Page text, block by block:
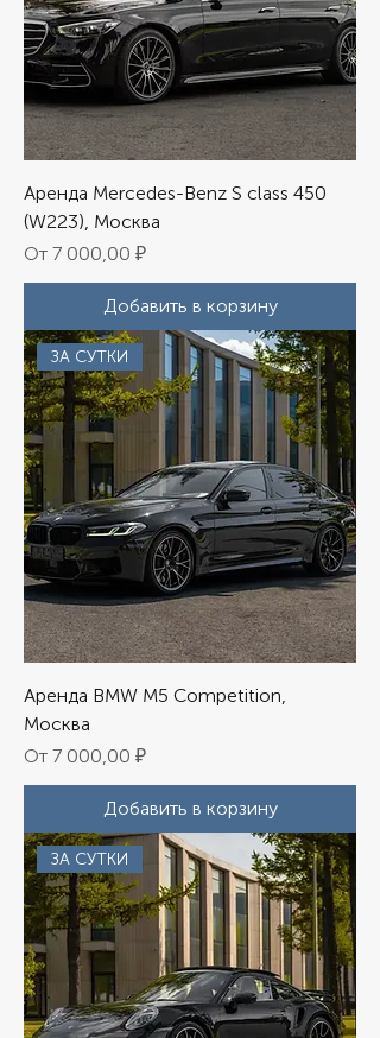
Аренда Mercedes-Benz S class 450
(W223), Москва
От 7 000,00 ₽
Цена со скидкой
Добавить в корзину
ЗА СУТКИ
Аренда BMW M5 Competition,
Москва
От 7 000,00 ₽
Цена со скидкой
Добавить в корзину
ЗА СУТКИ